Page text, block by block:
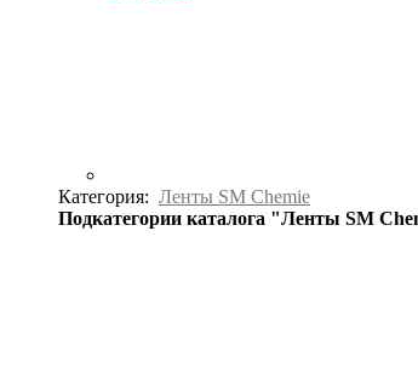
Категория: Ленты SM Chemie
Подкатегории каталога "Ленты SM